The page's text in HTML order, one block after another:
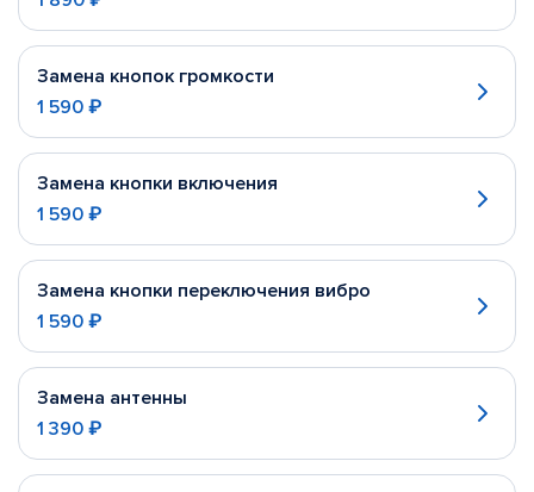
Замена кнопок громкости
1 590 ₽
Замена кнопки включения
1 590 ₽
Замена кнопки переключения вибро
1 590 ₽
Замена антенны
1 390 ₽